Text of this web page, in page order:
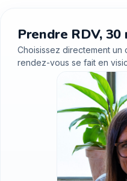
Prendre RDV, 30
Choisissez directement un
rendez-vous se fait en